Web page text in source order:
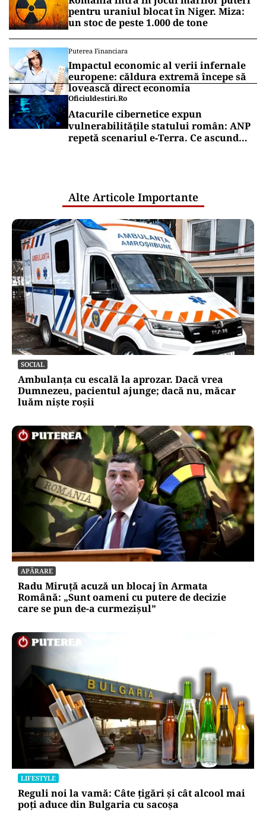
IMOBILIARE
Programul de răscumpărare One
United Properties: riscuri structurale
pe termen lung pe piață
IMOBILIARE
Devenim o țară de chiriași? Cum a
devenit locuința o marfă speculativă
inaccesibilă majorității românilor
un stoc de peste 1.000 de tone
Puterea Financiara
Impactul economic al verii infernale
europene: căldura extremă începe să
lovească direct economia
Oficiuldestiri.ro
Atacurile cibernetice expun
vulnerabilitățile statului român: ANP
repetă scenariul e‑Terra. Ce ascund
comunicările oficiale și cine răspunde
pentru mentenanța IT a instituțiilor
publice
Alte Articole Importante
SOCIAL
Ambulanța cu escală la aprozar. Dacă vrea
Dumnezeu, pacientul ajunge; dacă nu, măcar
luăm niște roșii
APĂRARE
Radu Miruță acuză un blocaj în Armata
Română: „Sunt oameni cu putere de decizie
care se pun de-a curmezișul”